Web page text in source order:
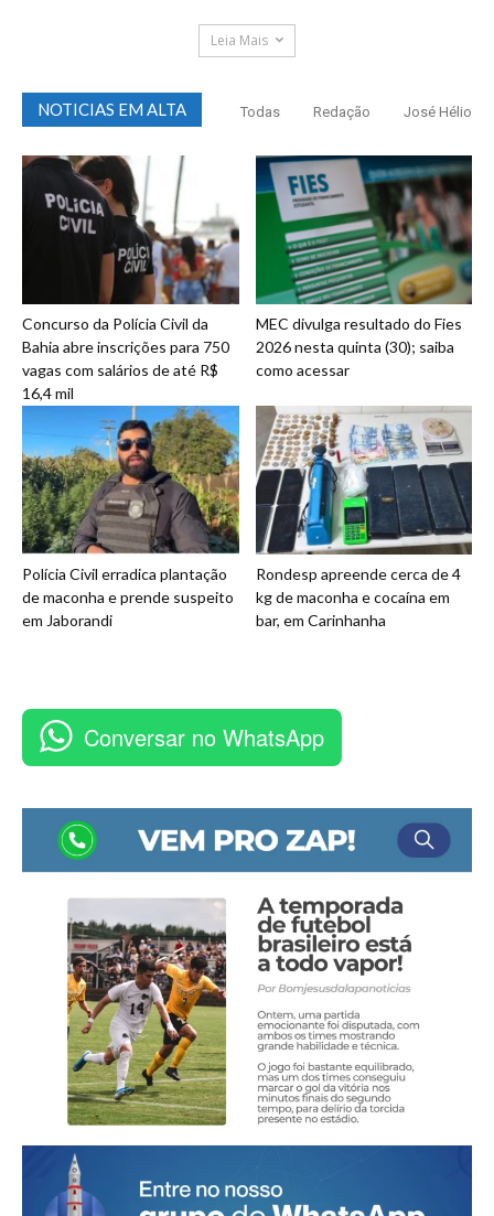
Leia Mais
NOTICIAS EM ALTA Todas Redação José Hélio
Concurso da Polícia Civil da
Bahia abre inscrições para 750
vagas com salários de até R$
16,4 mil
MEC divulga resultado do Fies
2026 nesta quinta (30); saiba
como acessar
Polícia Civil erradica plantação
de maconha e prende suspeito
em Jaborandi
Rondesp apreende cerca de 4
kg de maconha e cocaína em
bar, em Carinhanha
Conversar no WhatsApp